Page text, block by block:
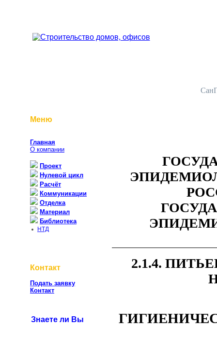
Меню
Главная
О компании
Проект
Нулевой цикл
Расчёт
Коммуникации
Отделка
Материал
Библиотека
НТД
Контакт
Подать заявку
Контакт
Знаете ли Вы
2.1.4.